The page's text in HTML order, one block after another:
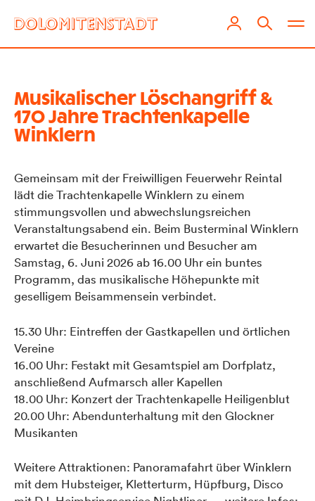
Musikalischer Löschangriff &
170 Jahre Trachtenkapelle
Winklern
Gemeinsam mit der Freiwilligen Feuerwehr Reintal
lädt die Trachtenkapelle Winklern zu einem
stimmungsvollen und abwechslungsreichen
Veranstaltungsabend ein. Beim Busterminal Winklern
erwartet die Besucherinnen und Besucher am
Samstag, 6. Juni 2026 ab 16.00 Uhr ein buntes
Programm, das musikalische Höhepunkte mit
geselligem Beisammensein verbindet.
15.30 Uhr: Eintreffen der Gastkapellen und örtlichen
Vereine
16.00 Uhr: Festakt mit Gesamtspiel am Dorfplatz,
anschließend Aufmarsch aller Kapellen
18.00 Uhr: Konzert der Trachtenkapelle Heiligenblut
20.00 Uhr: Abendunterhaltung mit den Glockner
Musikanten
Weitere Attraktionen: Panoramafahrt über Winklern
mit dem Hubsteiger, Kletterturm, Hüpfburg, Disco